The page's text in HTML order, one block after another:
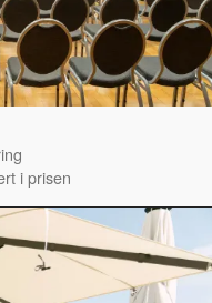
i prisen